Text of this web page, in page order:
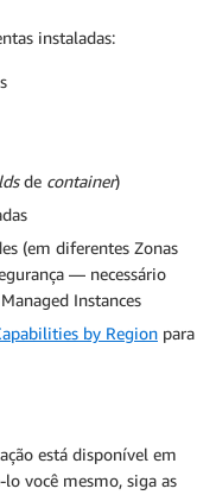
instaladas:
de container)
(em diferentes Zonas
— necessário
Instances
by Region para
está disponível em
você mesmo, siga as